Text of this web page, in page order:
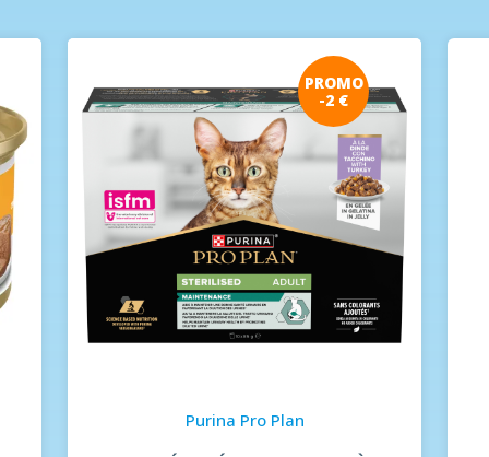
PROMO
-2 €
Purina Pro Plan